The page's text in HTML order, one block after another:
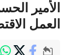
الأمير
العمل